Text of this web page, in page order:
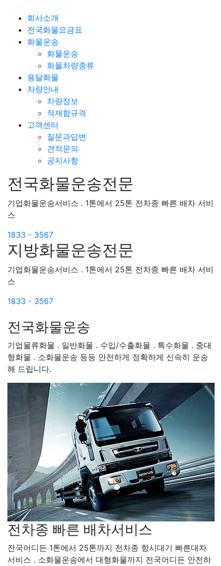
회사소개
전국화물요금표
화물운송
화물운송
화물차량종류
용달화물
차량안내
차량정보
적재함규격
고객센터
질문과답변
견적문의
공지사항
전국화물운송전문
기업화물운송서비스 . 1톤에서 25톤 전차종 빠른 배차 서비
스
1833 - 3567
지방화물운송전문
기업화물운송서비스 . 1톤에서 25톤 전차종 빠른 배차 서비
스
1833 - 3567
전국화물운송
기업물류화물 . 일반화물 . 수입/수출화물 . 특수화물 . 중대
형화물 . 소화물운송 등등 안전하게 정확하게 신속히 운송
해 드립니다.
전차종 빠른 배차서비스
전국어디든 1톤에서 25톤까지 전차종 항시대기 빠른대차
서비스 . 소화물운송에서 대형화물까지 전국어디든 안전하